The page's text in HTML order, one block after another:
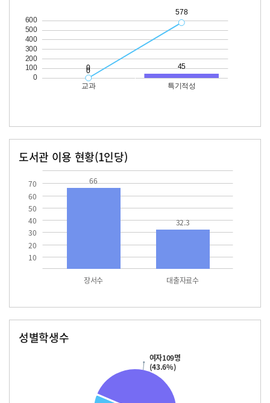
도서관 이용 현황(1인당)
10
20
30
40
50
60
70
장서수 대출자료수
66
32.3
성별학생수
여자109명
(43.6%)